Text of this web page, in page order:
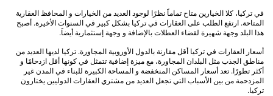
في تركيا، كلا الخيارين متاح تماماََ نظرًا لوجود العديد من الخيارات و المحافظ العقارية
المتاحة. ارتفع الطلب على العقارات في تركيا بشكل كبير في السنوات الأخيرة. أصبح
هذا البلد وجهة شهيرة لقضاء العطلات بالإضافة و وجهة إستثمارية أيضاََ.
أسعار العقارات في تركيا أقل مقارنة بالدول الأوروبية المجاورة. تركيا لديها العديد من
مناطق الجذب مثل البلدان المجاورة، مع ميزة إضافية تتمثل في كونها أقل ازدحامًا و
أكثر تطورًا. تعد أسعار المساكن المنخفضة و المساحة الكبيرة للبناء في المدن غير
المزدحمة من بين الأسباب التي تجعل العديد من مشتري العقارات الدوليين يختارون
تركيا.